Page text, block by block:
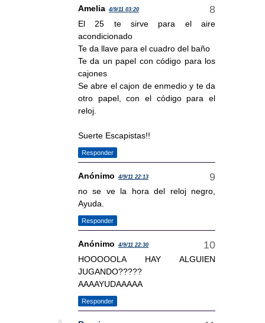
Amelia 4/9/11 03:20
El 25 te sirve para el aire
acondicionado
Te da llave para el cuadro del baño
Te da un papel con código para los
cajones
Se abre el cajon de enmedio y te da
otro papel, con el código para el
reloj.
Suerte Escapistas!!
Responder
Anónimo 4/9/11 22:13
no se ve la hora del reloj negro,
Ayuda.
Responder
Anónimo 4/9/11 22:30
HOOOOOLA HAY ALGUIEN
JUGANDO?????
AAAAYUDAAAAA
Responder